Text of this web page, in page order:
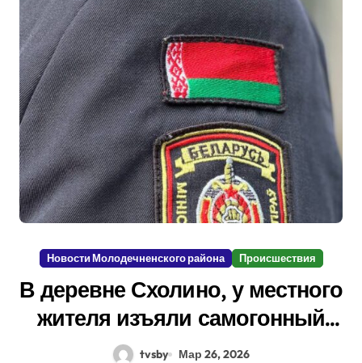
Новости Молодечненского района Происшествия
В деревне Схолино, у местного
жителя изъяли самогонный
аппарат и около 23 тонн браги
tvsby Мар 26, 2026